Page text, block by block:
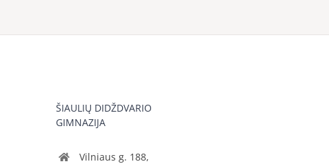
ŠIAULIŲ DIDŽDVARIO
GIMNAZIJA
Vilniaus g. 188,